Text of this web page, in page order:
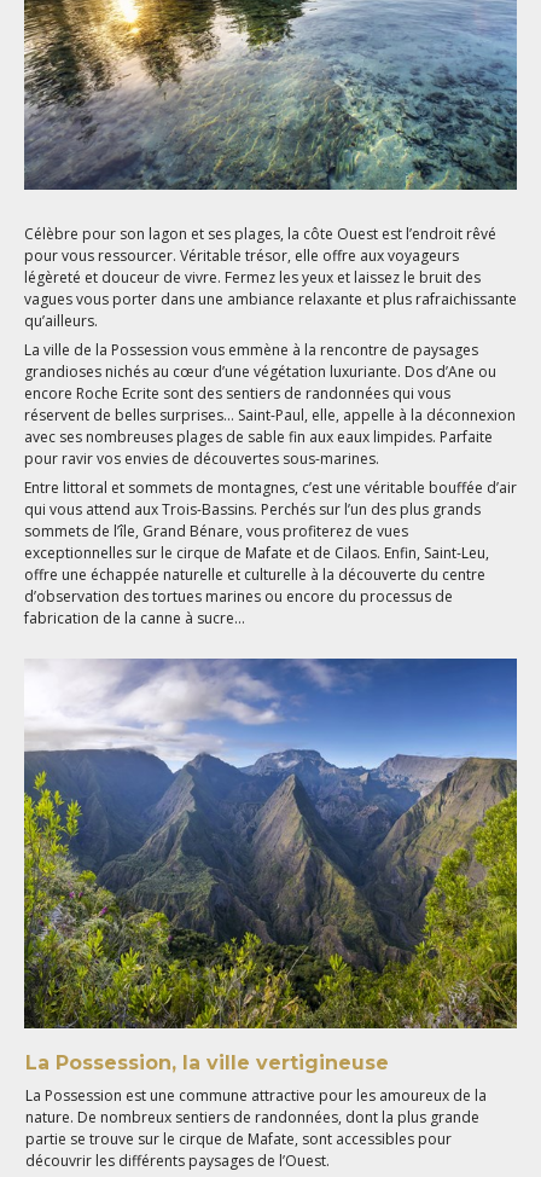
Célèbre pour son lagon et ses plages, la côte Ouest est l’endroit rêvé
pour vous ressourcer. Véritable trésor, elle offre aux voyageurs
légèreté et douceur de vivre. Fermez les yeux et laissez le bruit des
vagues vous porter dans une ambiance relaxante et plus rafraichissante
qu’ailleurs.
La ville de la Possession vous emmène à la rencontre de paysages
grandioses nichés au cœur d’une végétation luxuriante. Dos d’Ane ou
encore Roche Ecrite sont des sentiers de randonnées qui vous
réservent de belles surprises… Saint-Paul, elle, appelle à la déconnexion
avec ses nombreuses plages de sable fin aux eaux limpides. Parfaite
pour ravir vos envies de découvertes sous-marines.
Entre littoral et sommets de montagnes, c’est une véritable bouffée d’air
qui vous attend aux Trois-Bassins. Perchés sur l’un des plus grands
sommets de l’île, Grand Bénare, vous profiterez de vues
exceptionnelles sur le cirque de Mafate et de Cilaos. Enfin, Saint-Leu,
offre une échappée naturelle et culturelle à la découverte du centre
d’observation des tortues marines ou encore du processus de
fabrication de la canne à sucre…
La Possession, la ville vertigineuse
La Possession est une commune attractive pour les amoureux de la
nature. De nombreux sentiers de randonnées, dont la plus grande
partie se trouve sur le cirque de Mafate, sont accessibles pour
découvrir les différents paysages de l’Ouest.